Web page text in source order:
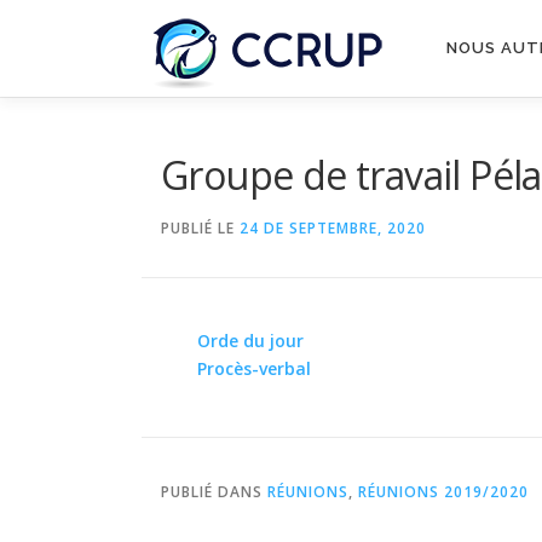
NOUS
Groupe de travail
PUBLIÉ LE 24 DE SEPTEMBRE, 2020
Orde du jour
Procès-verbal
PUBLIÉ DANS RÉUNIONS, RÉUNIONS 2019/2020